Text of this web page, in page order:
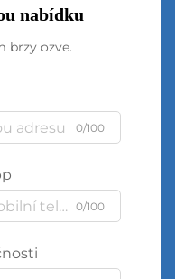
nabídku
brzy ozve.
0/100
0/100